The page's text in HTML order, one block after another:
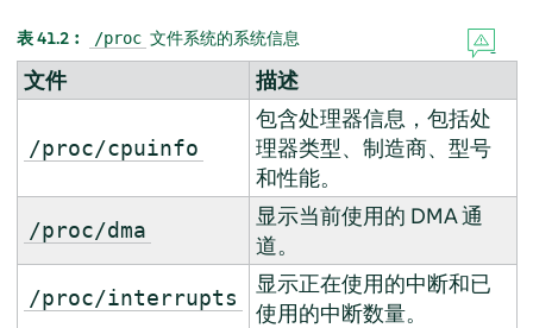
表 41.2︰ /proc 文件系统的系统信息
文件 描述
/proc/cpuinfo
包含处理器信息，包括处
理器类型、制造商、型号
和性能。
/proc/dma
显示当前使用的 DMA 通
道。
/proc/interrupts
显示正在使用的中断和已
使用的中断数量。